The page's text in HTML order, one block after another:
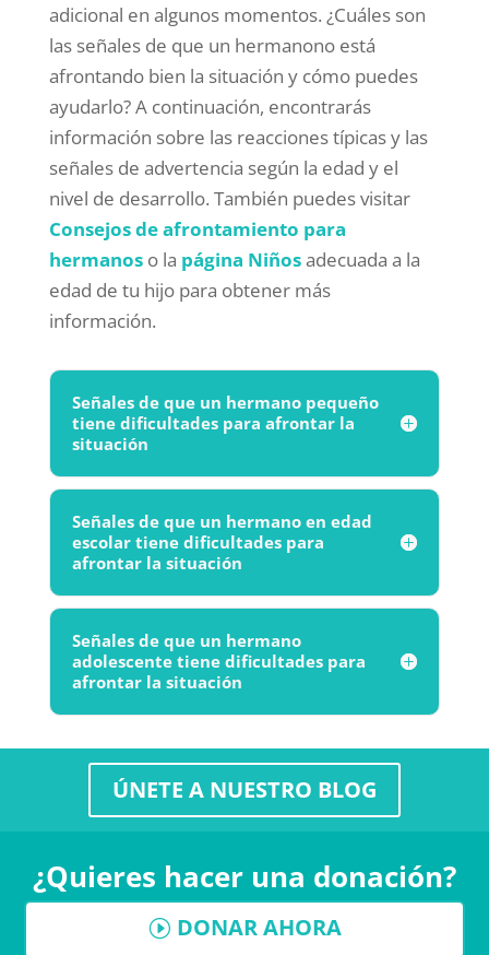
adicional en algunos momentos. ¿Cuáles son
las señales de que un hermanono está
afrontando bien la situación y cómo puedes
ayudarlo? A continuación, encontrarás
información sobre las reacciones típicas y las
señales de advertencia según la edad y el
nivel de desarrollo. También puedes visitar
Consejos de afrontamiento para
hermanoso la página Niñosadecuada a la
edad de tu hijo para obtener más
información.
Señales de que un hermano pequeño
tiene dificultades para afrontar la
situación
Señales de que un hermano en edad
escolar tiene dificultades para
afrontar la situación
Señales de que un hermano
adolescente tiene dificultades para
afrontar la situación
ÚNETE A NUESTRO BLOG
¿Quieres hacer una donación?
DONAR AHORA